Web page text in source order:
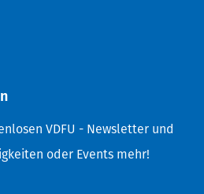
VDFU - Newsletter und
oder Events mehr!